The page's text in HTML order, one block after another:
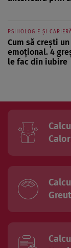
PSIHOLOGIE ȘI
Cum să crești
emoțional. 4
le fac din iubire